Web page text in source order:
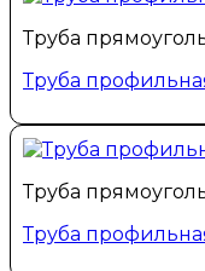
Труба
Труба
Труба
Труба